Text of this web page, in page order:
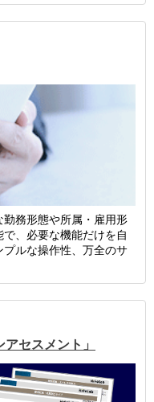
勤務形態や所属・雇用形
、必要な機能だけを自
ルな操作性、万全のサ
セスメント」